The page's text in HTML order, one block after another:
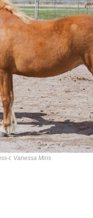
t. Vanessa Miris